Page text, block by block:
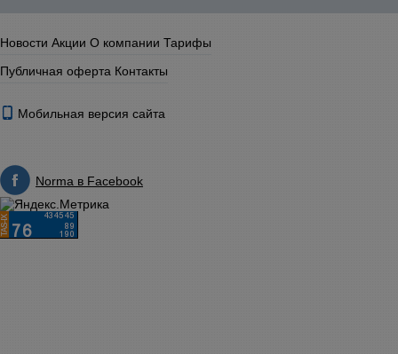
Новости Акции О компании Тарифы
Публичная оферта Контакты
Мобильная версия сайта
Norma в Facebook